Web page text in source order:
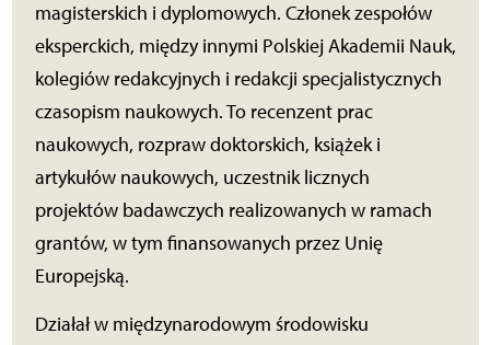
magisterskich i dyplomowych. Członek zespołów
eksperckich, między innymi Polskiej Akademii Nauk,
kolegiów redakcyjnych i redakcji specjalistycznych
czasopism naukowych. To recenzent prac
naukowych, rozpraw doktorskich, książek i
artykułów naukowych, uczestnik licznych
projektów badawczych realizowanych w ramach
grantów, w tym finansowanych przez Unię
Europejską.
Działał w międzynarodowym środowisku